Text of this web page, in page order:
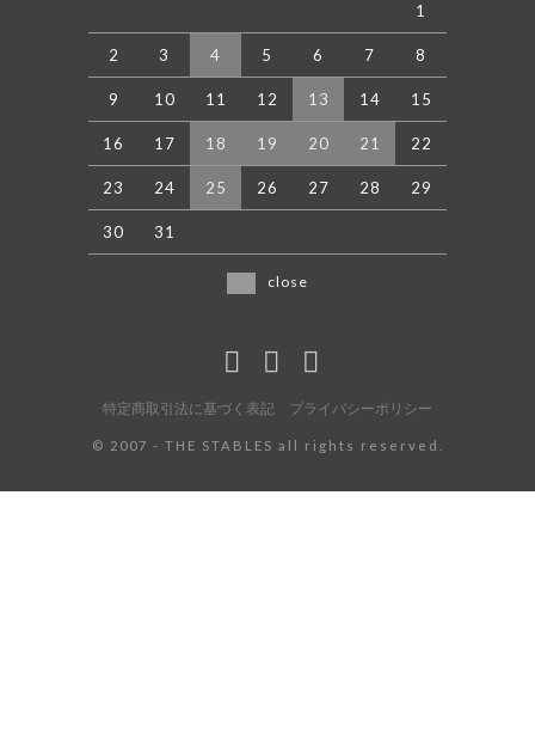
1
2 3 4 5 6 7 8
9 10 11 12 13 14 15
16 17 18 19 20 21 22
23 24 25 26 27 28 29
30 31
close
©️ 2007 - THE STABLES all rights reserved.
特定商取引法に基づく表記 プライバシーポリシー